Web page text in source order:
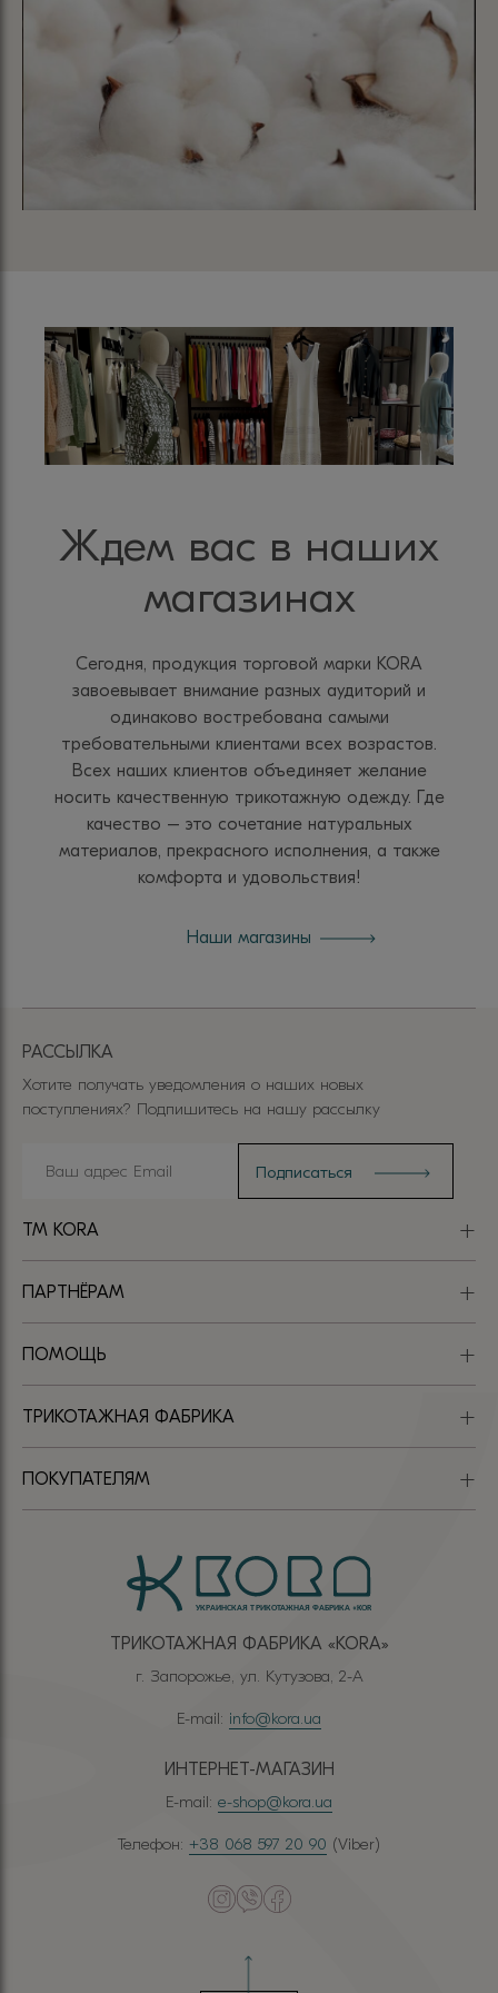
Ждем вас в наших
магазинах
Сегодня, продукция торговой марки KORA
завоевывает внимание разных аудиторий и
одинаково востребована самыми
требовательными клиентами всех возрастов.
Всех наших клиентов объединяет желание
носить качественную трикотажную одежду. Где
качество – это сочетание натуральных
материалов, прекрасного исполнения, а также
комфорта и удовольствия!
Наши магазины
ТРИКОТАЖНАЯ ФАБРИКА «КОRА»
г. Запорожье, ул. Кутузова, 2-А
E-mail: info@kora.ua
ИНТЕРНЕТ-МАГАЗИН
E-mail: e-shop@kora.ua
Телефон: +38 068 597 20 90 (Viber)
TM KORA
ПАРТНЁРАМ
ПОМОЩЬ
ТРИКОТАЖНАЯ ФАБРИКА
ПОКУПАТЕЛЯМ
РАССЫЛКА
Хотите получать уведомления о наших новых
поступлениях? Подпишитесь на нашу рассылку